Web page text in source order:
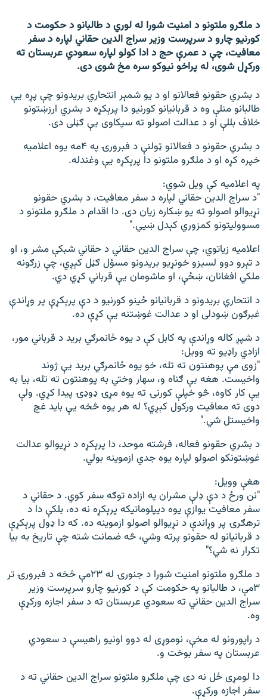
د ازادې اروپا/ ازادي راډيو ټولې پاڼې
د ملګرو ملتونو د امنیت شورا له لوري د طالبانو د حکومت د
کورنیو چارو د سرپرست وزیر سراج الدین حقاني لپاره د سفر
معافیت، چې د عمرې حج د ادا کولو لپاره سعودي عربستان ته
ورکړل شوی، له پراخو نیوکو سره مخ شوی دی.
د بشري حقونو فعالانو او د یو شمېر انتحاري بریدونو چې پړه یې
طالبانو منلې وه د قربانیانو کورنیو دا پرېکړه د بشري ارزښتونو
خلاف بللې او د عدالت اصولو ته سپکاوی یې ګڼلی دی.
د بشري حقونو د فعالانو ټولنې د فبرورۍ په ۴مه یوه اعلامیه
خپره کړه او د ملګرو ملتونو دا پرېکړه یې وغندله.
په اعلامیه کې ویل شوي:
"د سراج الدین حقاني لپاره د سفر معافیت، د بشري حقونو
نړیوالو اصولو ته یو ښکاره زیان دی. دا اقدام د ملګرو ملتونو د
مسوولیتونو کمزوري کېدل ښيي."
اعلامیه زیاتوي، چې سراج الدین حقاني د حقاني شبکې مشر و، او
د تېرو دوو لسیزو خونړیو بریدونو مسؤل ګڼل کېږي، چې زرګونه
ملکي افغانان، ښځې، او ماشومان یې قرباني کړي دي.
د انتحاري بریدونو د قربانیانو ځینو کورنیو د دې پرېکړې پر وړاندې
غبرګون ښودلی او د عدالت غوښتنه یې کړې ده.
د شپږ کاله وړاندې په کابل کې د یوه ځانمرګي برید د قرباني مور،
ازادي راډیو ته وویل:
"زوی مې پوهنتون ته تله، خو یوه ځانمرګي برید یې ژوند
واخیست. هغه بې ګناه و، سهار وختي به پوهنتون ته تله، بیا به
یې کار کاوه، څو خپلې کورنۍ ته یوه مړۍ ډوډۍ پیدا کړي. ولې
دوی ته معافیت ورکول کېږي؟ له هر یوه څخه یې باید غچ
واخیستل شي."
د بشري حقونو فعاله، فرشته موحد، دا پرېکړه د نړیوالو عدالت
غوښتونکو اصولو لپاره یوه جدي ازموینه بولي.
هغې وویل:
"نن ورځ د دې ډلې مشران په ازاده توګه سفر کوي. د حقاني د
سفر معافیت یوازې یوه دیپلوماتیکه پرېکړه نه ده، بلکې دا د
ترهګرۍ پر وړاندې د نړیوالو اصولو ازموینه ده. که دا ډول پرېکړې
د قربانیانو له حقونو پرته وشي، څه ضمانت شته چې تاریخ به بیا
تکرار نه شي؟"
د ملګرو ملتونو امنیت شورا د جنورۍ له ۲۳مې څخه د فبرورۍ تر
۳مې، د طالبانو په حکومت کې د کورنیو چارو سرپرست وزیر
سراج الدین حقاني ته سعودي عربستان ته د سفر اجازه ورکړې
وه.
د راپورونو له مخې، نوموړی له دوو اونیو راهیسې د سعودي
عربستان په سفر بوخت و.
دا لومړی ځل نه دی چې ملګرو ملتونو سراج الدین حقاني ته د
سفر اجازه ورکړې.